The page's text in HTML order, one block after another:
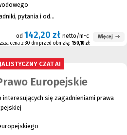
pytania i od...
od 142,20 zł netto/m-c
cena z 30 dni przed obniżką: 150,10 zł
Więcej
CZAT AI
Europejskie
interesujących się zagadnieniami prawa